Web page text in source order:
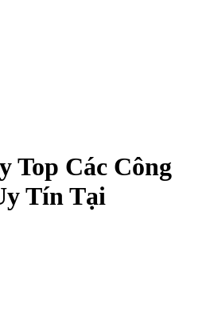
Top Các Công
Tín Tại